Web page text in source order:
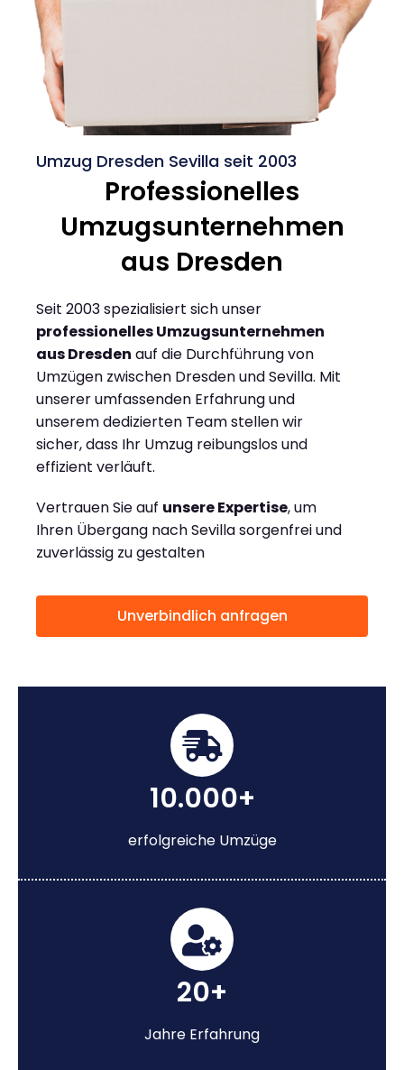
Umzug Dresden Sevilla seit 2003
Professionelles
Umzugsunternehmen
aus Dresden
Seit 2003 spezialisiert sich unser
professionelles Umzugsunternehmen
aus Dresden auf die Durchführung von
Umzügen zwischen Dresden und Sevilla. Mit
unserer umfassenden Erfahrung und
unserem dedizierten Team stellen wir
sicher, dass Ihr Umzug reibungslos und
effizient verläuft.
Vertrauen Sie auf unsere Expertise, um
Ihren Übergang nach Sevilla sorgenfrei und
zuverlässig zu gestalten
Unverbindlich anfragen
10.000+
erfolgreiche Umzüge
20+
Jahre Erfahrung